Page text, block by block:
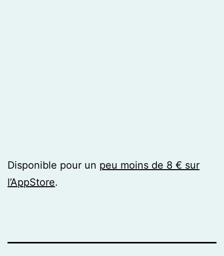
Disponible pour un peu moins de 8 € sur
l’AppStore.